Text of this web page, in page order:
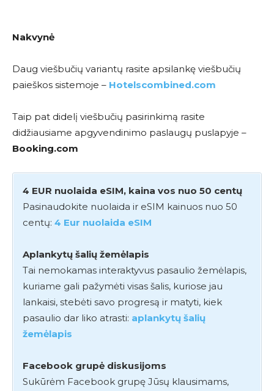
Nakvynė
Daug viešbučių variantų rasite apsilankę viešbučių
paieškos sistemoje – Hotelscombined.com
Taip pat didelį viešbučių pasirinkimą rasite
didžiausiame apgyvendinimo paslaugų puslapyje –
Booking.com
4 EUR nuolaida eSIM, kaina vos nuo 50 centų
Pasinaudokite nuolaida ir eSIM kainuos nuo 50
centų: 4 Eur nuolaida eSIM
Aplankytų šalių žemėlapis
Tai nemokamas interaktyvus pasaulio žemėlapis,
kuriame gali pažymėti visas šalis, kuriose jau
lankaisi, stebėti savo progresą ir matyti, kiek
pasaulio dar liko atrasti: aplankytų šalių
žemėlapis
Facebook grupė diskusijoms
Sukūrėm Facebook grupę Jūsų klausimams,